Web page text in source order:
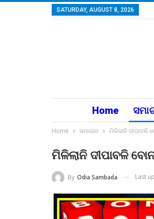
SATURDAY, AUGUST 8, 2026
Home
Home ସମାଚାର ମିଳିଲାନି ଦୀପାବଳି
ମିଳିଲାନି ଦୀପାବଳି
By Odia Sambada Last